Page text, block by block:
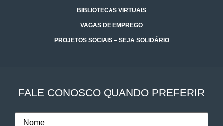
BIBLIOTECAS VIRTUAIS
VAGAS DE EMPREGO
PROJETOS SOCIAIS – SEJA SOLIDÁRIO
FALE CONOSCO QUANDO PREFERIR